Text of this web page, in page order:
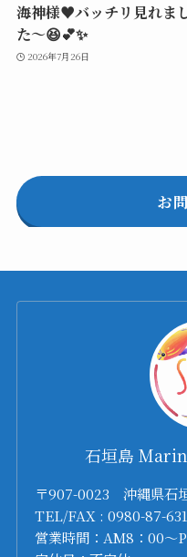
海神様♥️バッチリ見れま
た～😆💕✨
2026年7月26日
お
石垣島
〒907-0023 沖縄県石
TEL/FAX : 0980-87-
営業時間：AM8：00～